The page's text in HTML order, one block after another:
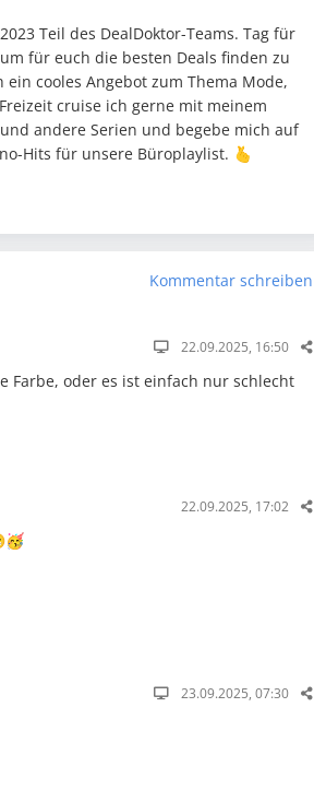
Teil des DealDoktor-Teams. Tag für
für euch die besten Deals finden zu
cooles Angebot zum Thema Mode,
cruise ich gerne mit meinem
andere Serien und begebe mich auf
Hits für unsere Büroplaylist. 🫰
Kommentar schreiben
22.09.2025, 16:50
Farbe, oder es ist einfach nur schlecht
22.09.2025, 17:02
23.09.2025, 07:30